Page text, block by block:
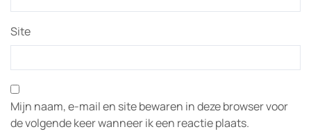
Site
Mijn naam, e-mail en site bewaren in deze browser voor
de volgende keer wanneer ik een reactie plaats.